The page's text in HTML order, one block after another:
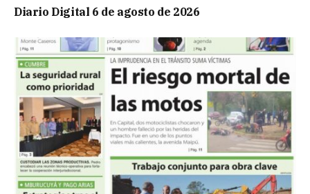
Diario Digital 6 de agosto de 2026